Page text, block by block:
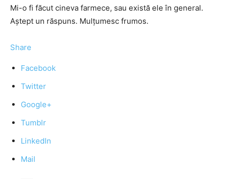
Mi-o fi făcut cineva farmece, sau există ele în general.
Aștept un răspuns. Mulțumesc frumos.
Share
Facebook
Twitter
Google+
Tumblr
LinkedIn
Mail